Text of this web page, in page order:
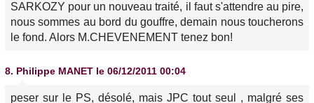
SARKOZY pour un nouveau traité, il faut s'attendre au pire,
nous sommes au bord du gouffre, demain nous toucherons
le fond. Alors M.CHEVENEMENT tenez bon!
8. Philippe MANET le 06/12/2011 00:04
peser sur le PS, désolé, mais JPC tout seul , malgré ses